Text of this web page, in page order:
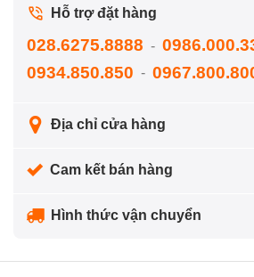
Hỗ trợ đặt hàng
028.6275.8888 -
0934.850.850 -
Địa chỉ cửa hàng
Cam kết bán hàng
Hình thức vận chuyển